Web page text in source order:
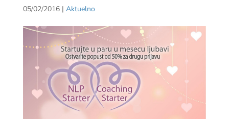
05/02/2016| Aktuelno